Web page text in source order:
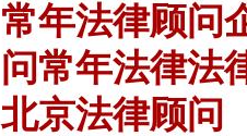
常年法律顾问
问常年法律法
北京法律顾问